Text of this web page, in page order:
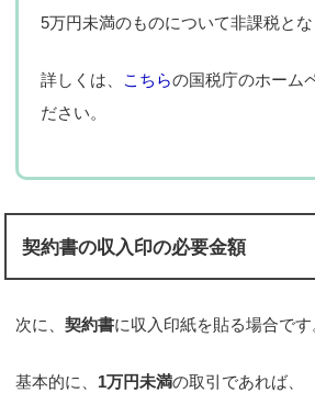
5万円未満のものについて非課税とな
詳しくは、 こちらの国税庁のホーム
ださい。
契約書の収入印の必要金額
次に、契約書に収入印紙を貼る場合です
基本的に、 1万円未満の取引であれば、